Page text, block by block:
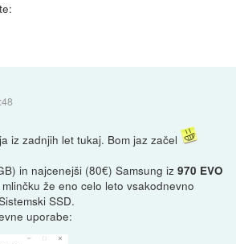
iz zadnjih let tukaj. Bom jaz začel
in najcenejši (80€) Samsung iz970 EVO
že eno celo leto vsakodnevno
SSD.
uporabe: